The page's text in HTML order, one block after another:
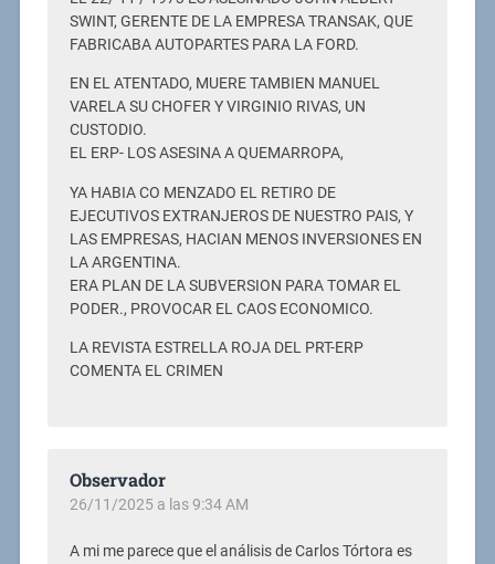
SWINT, GERENTE DE LA EMPRESA TRANSAK, QUE
FABRICABA AUTOPARTES PARA LA FORD.
EN EL ATENTADO, MUERE TAMBIEN MANUEL
VARELA SU CHOFER Y VIRGINIO RIVAS, UN
CUSTODIO.
EL ERP- LOS ASESINA A QUEMARROPA,
YA HABIA CO MENZADO EL RETIRO DE
EJECUTIVOS EXTRANJEROS DE NUESTRO PAIS, Y
LAS EMPRESAS, HACIAN MENOS INVERSIONES EN
LA ARGENTINA.
ERA PLAN DE LA SUBVERSION PARA TOMAR EL
PODER., PROVOCAR EL CAOS ECONOMICO.
LA REVISTA ESTRELLA ROJA DEL PRT-ERP
COMENTA EL CRIMEN
Observador
26/11/2025 a las 9:34 AM
A mi me parece que el análisis de Carlos Tórtora es